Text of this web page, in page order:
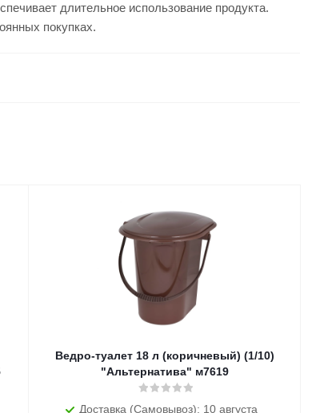
длительное использование продукта.
покупках.
Ведро-туалет 18 л (коричневый) (1/10)
"Альтернатива" м7619
Доставка (Самовывоз): 10 августа